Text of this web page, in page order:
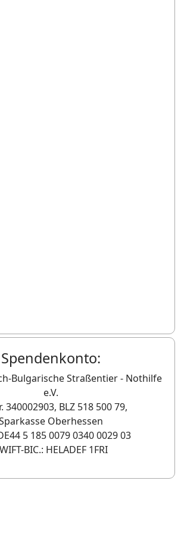
Spendenkonto:
Bulgarische Straßentier - Nothilfe
e.V.
340002903, BLZ 518 500 79,
Oberhessen
5 185 0079 0340 0029 03
BIC.: HELADEF 1FRI